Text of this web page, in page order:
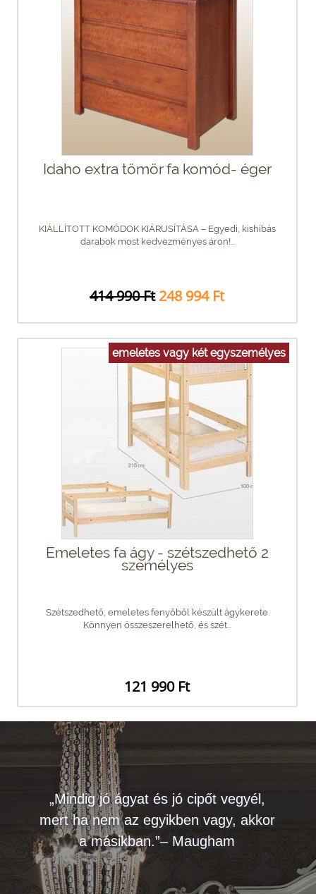
Idaho extra tömör fa komód- éger
KIÁLLÍTOTT KOMÓDOK KIÁRUSÍTÁSA – Egyedi, kishibás
darabok most kedvezményes áron!...
414 990 Ft 248 994 Ft
emeletes vagy két egyszemélyes
Emeletes fa ágy - szétszedhető 2
személyes
Szétszedhető, emeletes fenyőből készült ágykerete.
Könnyen összeszerelhető, és szét...
121 990 Ft
„Mindig jó ágyat és jó cipőt vegyél,
mert ha nem az egyikben vagy, akkor
a másikban.”– Maugham